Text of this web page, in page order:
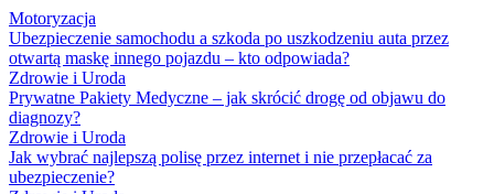
Motoryzacja
Ubezpieczenie samochodu a szkoda po uszkodzeniu auta przez
otwartą maskę innego pojazdu – kto odpowiada?
Zdrowie i Uroda
Prywatne Pakiety Medyczne – jak skrócić drogę od objawu do
diagnozy?
Zdrowie i Uroda
Jak wybrać najlepszą polisę przez internet i nie przepłacać za
ubezpieczenie?